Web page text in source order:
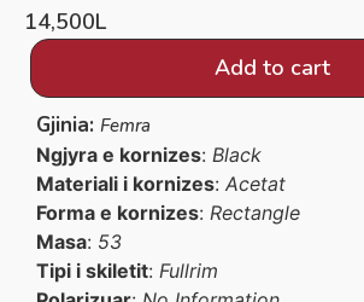
14,500L
Add to cart
Gjinia: Femra
Ngjyra e kornizes: Black
Materiali i kornizes: Acetat
Forma e kornizes: Rectangle
Masa: 53
Tipi i skiletit: Fullrim